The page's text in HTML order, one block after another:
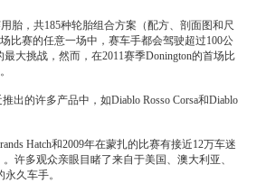
胎，共185种轮胎组合方案（配方、剖面图和尺
比赛的任意一场中，赛车手都会驾驶超过100公
最大挑战，然而，在2011赛季Donington的首场比
出的许多产品中，如Diablo Rosso Corsa和Diablo
Hatch和2009年在蒙扎的比赛有接近12万车迷
许多观众亲眼目睹了来自于美国、澳大利亚、
久车手。